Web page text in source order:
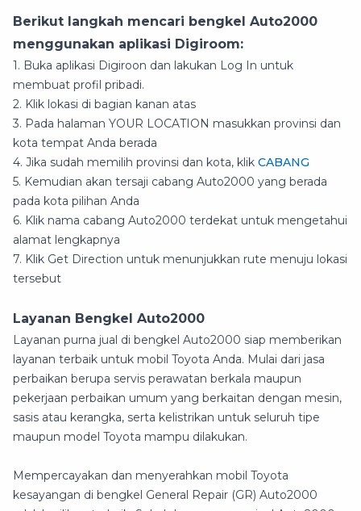
Berikut langkah mencari bengkel Auto2000
menggunakan aplikasi Digiroom:
1. Buka aplikasi Digiroon dan lakukan Log In untuk
membuat profil pribadi.
2. Klik lokasi di bagian kanan atas
3. Pada halaman YOUR LOCATION masukkan provinsi dan
kota tempat Anda berada
4. Jika sudah memilih provinsi dan kota, klik CABANG
5. Kemudian akan tersaji cabang Auto2000 yang berada
pada kota pilihan Anda
6. Klik nama cabang Auto2000 terdekat untuk mengetahui
alamat lengkapnya
7. Klik Get Direction untuk menunjukkan rute menuju lokasi
tersebut
Layanan Bengkel Auto2000
Layanan purna jual di bengkel Auto2000 siap memberikan
layanan terbaik untuk mobil Toyota Anda. Mulai dari jasa
perbaikan berupa servis perawatan berkala maupun
pekerjaan perbaikan umum yang berkaitan dengan mesin,
sasis atau kerangka, serta kelistrikan untuk seluruh tipe
maupun model Toyota mampu dilakukan.
Mempercayakan dan menyerahkan mobil Toyota
kesayangan di bengkel General Repair (GR) Auto2000